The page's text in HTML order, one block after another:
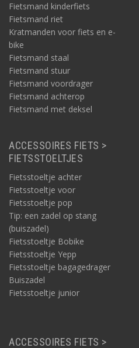
Fietsmand kinderfiets
Fietsmand riet
Kratmanden voor fiets en e-
bike
Fietsmand staal
Fietsmand stuur
Fietsmand voordrager
Fietsmand achterop
Fietsmand met deksel
ACCESSOIRES FIETS >
FIETSSTOELTJES
Fietsstoeltje achter
Fietsstoeltje voor
Fietsstoeltje pop
Tip: een zadel op stang
(buiszadel)
Fietsstoeltje Bobike
Fietsstoeltje Yepp
Fietsstoeltje bagagedrager
Buiszadel
Fietsstoeltje junior
ACCESSOIRES FIETS >